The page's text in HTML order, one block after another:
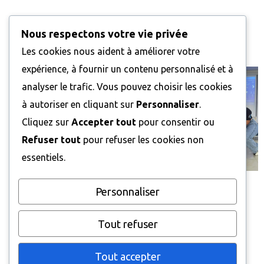
Notre galerie
© 2025Bytes-corpTous droits réservés.
Nous respectons votre vie privée
Les cookies nous aident à améliorer votre
expérience, à fournir un contenu personnalisé et à
analyser le trafic. Vous pouvez choisir les cookies
à autoriser en cliquant sur Personnaliser.
Cliquez sur Accepter tout pour consentir ou
Refuser tout pour refuser les cookies non
essentiels.
Personnaliser
Tout refuser
Tout accepter